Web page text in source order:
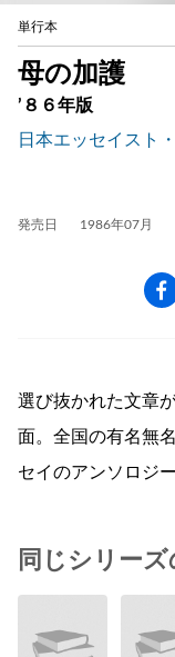
単行本
母の加護
’８６年版
日本エッセイスト
発売日 1986年07月
選び抜かれた文章
面。全国の有名無
セイのアンソロジー
同じシリーズ